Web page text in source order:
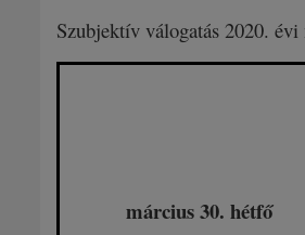
Szubjektív válogatás 2020.
március 30. hétfő